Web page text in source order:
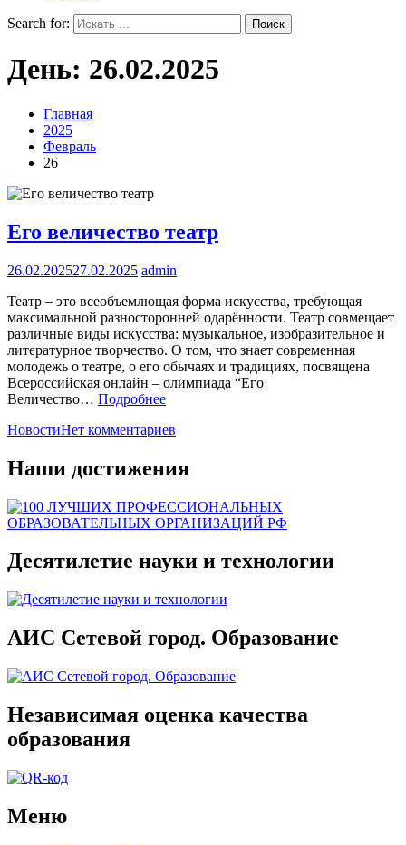
Search for:
День: 26.02.2025
Главная
2025
Февраль
26
Его величество театр
26.02.202527.02.2025 admin
Театр – это всеобъемлющая форма искусства, требующая
максимальной разносторонней одарённости. Театр совмещает
различные виды искусства: музыкальное, изобразительное и
литературное творчество. О том, что знает современная
молодежь о театре, о его обычаях и традициях, посвящена
Всероссийская онлайн – олимпиада “Его
Величество… Подробнее
НовостиНет комментариев
Наши достижения
Десятилетие науки и технологии
АИС Сетевой город. Образование
Независимая оценка качества
образования
Меню